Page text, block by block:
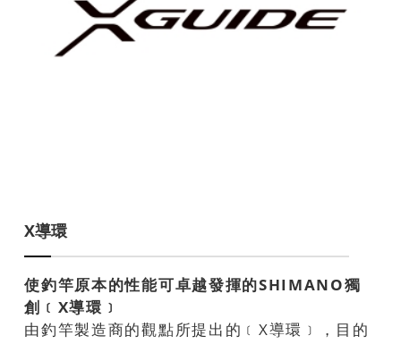
X導環
使釣竿原本的性能可卓越發揮的SHIMANO獨
創﹝X導環﹞
由釣竿製造商的觀點所提出的﹝X導環﹞，目的